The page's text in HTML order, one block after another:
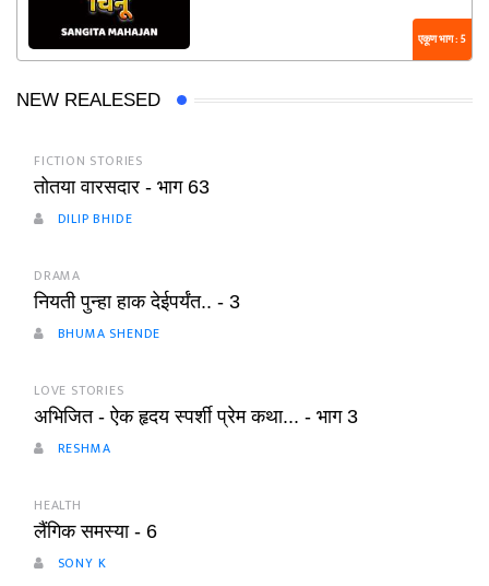
एकूण भाग : 5
NEW REALESED
FICTION STORIES
तोतया वारसदार - भाग 63
DILIP BHIDE
DRAMA
नियती पुन्हा हाक देईपर्यंत.. - 3
BHUMA SHENDE
LOVE STORIES
अभिजित - ऐक हृदय स्पर्शी प्रेम कथा... - भाग 3
RESHMA
HEALTH
लैंगिक समस्या - 6
SONY K